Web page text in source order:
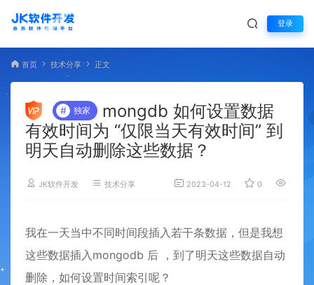
登录
首页 技术分享 正文
# 独家
mongdb 如何设置数据
有效时间为 “仅限当天有效时间” 到
明天自动删除这些数据？
JK软件开发 技术分享 2023-04-12 0
我在一天当中不同时间段插入若干条数据，但是我想
这些数据插入mongodb 后 ，到了明天这些数据自动
删除，如何设置时间索引呢？